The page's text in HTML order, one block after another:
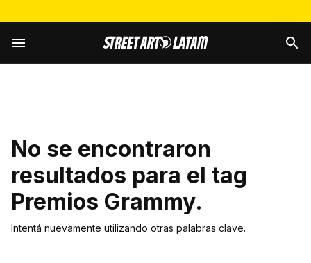
No se encontraron
resultados para el tag
Premios Grammy.
Intentá nuevamente utilizando otras palabras clave.